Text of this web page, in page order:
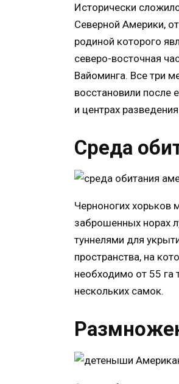
Исторически
Северной Америки,
родиной которого
северо-восточная
Вайоминга. Все три
восстановили после
и центрах
Среда
Черноногих хорьков
заброшенных норах
туннелями для
пространства, на
необходимо от 55 га
нескольких самок.